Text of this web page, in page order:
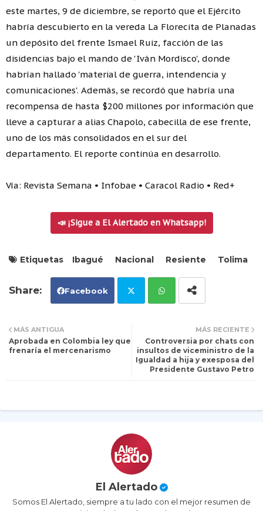
este martes, 9 de diciembre, se reportó que el Ejército
habría descubierto en la vereda La Florecita de Planadas
un depósito del frente Ismael Ruiz, facción de las
disidencias bajo el mando de 'Iván Mordisco', donde
habrían hallado 'material de guerra, intendencia y
comunicaciones'. Además, se recordó que habría una
recompensa de hasta $200 millones por información que
lleve a capturar a alias Chapolo, cabecilla de ese frente,
uno de los más consolidados en el sur del
departamento. El reporte continúa en desarrollo.
Vía: Revista Semana • Infobae • Caracol Radio • Red+
📣 ¡Sigue a El Alertado en Whatsapp!
Etiquetas Ibagué Nacional Resiente Tolima
Facebook
itt ats
ap
MÁS RECIENTE
Controversia por chats con
insultos de viceministro de la
Igualdad a hija y exesposa del
Presidente Gustavo Petro
MÁS ANTIGUA
Aprobada en Colombia ley que
frenaría el mercenarismo
El Alertado
Somos El Alertado, siempre a tu lado con el mejor resumen de